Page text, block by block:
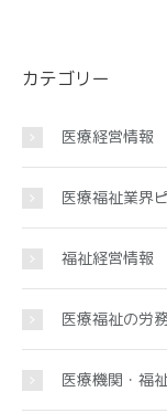
カテゴリー
医療経営情報
医療福祉業界
福祉経営情報
医療福祉の労
医療機関・福